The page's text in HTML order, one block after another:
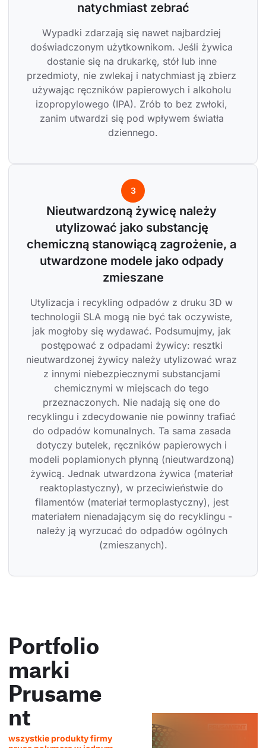
natychmiast zebrać
Wypadki zdarzają się nawet najbardziej
doświadczonym użytkownikom. Jeśli żywica
dostanie się na drukarkę, stół lub inne
przedmioty, nie zwlekaj i natychmiast ją zbierz
używając ręczników papierowych i alkoholu
izopropylowego (IPA). Zrób to bez zwłoki,
zanim utwardzi się pod wpływem światła
dziennego.
3
Nieutwardzoną żywicę należy
utylizować jako substancję
chemiczną stanowiącą zagrożenie, a
utwardzone modele jako odpady
zmieszane
Utylizacja i recykling odpadów z druku 3D w
technologii SLA mogą nie być tak oczywiste,
jak mogłoby się wydawać. Podsumujmy, jak
postępować z odpadami żywicy: resztki
nieutwardzonej żywicy należy utylizować wraz
z innymi niebezpiecznymi substancjami
chemicznymi w miejscach do tego
przeznaczonych. Nie nadają się one do
recyklingu i zdecydowanie nie powinny trafiać
do odpadów komunalnych. Ta sama zasada
dotyczy butelek, ręczników papierowych i
modeli poplamionych płynną (nieutwardzoną)
żywicą. Jednak utwardzona żywica (materiał
reaktoplastyczny), w przeciwieństwie do
filamentów (materiał termoplastyczny), jest
materiałem nienadającym się do recyklingu -
należy ją wyrzucać do odpadów ogólnych
(zmieszanych).
Portfolio
marki
Prusame
nt
wszystkie produkty firmy